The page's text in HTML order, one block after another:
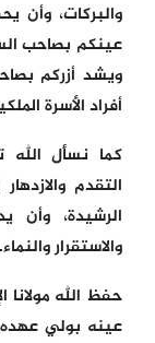
والبركات، وأن
عينكم بصاحب
ويشد أزركم
أفراد الأسرة
كما نسأل الله
التقدم
الرشيدة، وأن
والاستقرار والنماء.
حفظ الله مولانا
عينه بولي عهده